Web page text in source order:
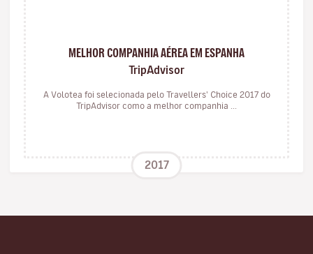
MELHOR COMPANHIA AÉREA EM ESPANHA
TripAdvisor
A Volotea foi selecionada pelo Travellers' Choice 2017 do
TripAdvisor como a melhor companhia ...
2017